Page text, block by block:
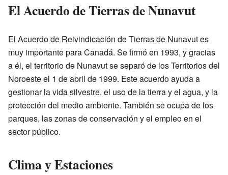
El Acuerdo de Tierras de Nunavut
El Acuerdo de Reivindicación de Tierras de Nunavut es
muy importante para Canadá. Se firmó en 1993, y gracias
a él, el territorio de Nunavut se separó de los Territorios del
Noroeste el 1 de abril de 1999. Este acuerdo ayuda a
gestionar la vida silvestre, el uso de la tierra y el agua, y la
protección del medio ambiente. También se ocupa de los
parques, las zonas de conservación y el empleo en el
sector público.
Clima y Estaciones